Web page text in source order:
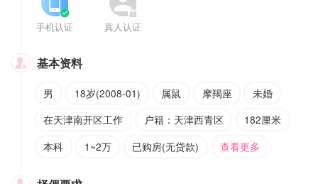

手机认证

真人认证
 基本资料
男 18岁(2008-01) 属鼠 摩羯座
未婚
在天津南开区工作
户籍：天津西青区
182厘米
本科
1~2万 已购房(无贷款) 查看更多